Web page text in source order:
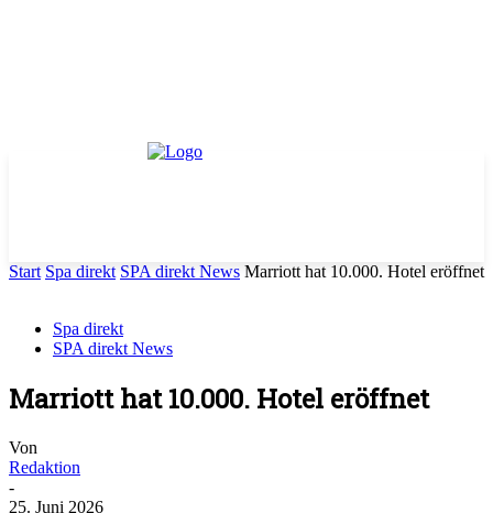
Start Spa direkt SPA direkt News Marriott hat 10.000. Hotel eröffnet
Spa direkt
SPA direkt News
Marriott hat 10.000. Hotel eröffnet
Von
Redaktion
-
25. Juni 2026